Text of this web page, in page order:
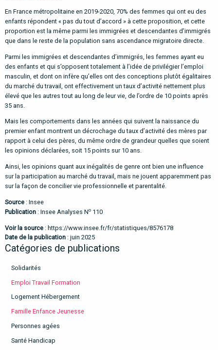
En France métropolitaine en 2019-2020, 70% des femmes qui ont eu des
enfants répondent « pas du tout d’accord » à cette proposition, et cette
proportion est la même parmi les immigrées et descendantes d’immigrés
que dans le reste de la population sans ascendance migratoire directe.
Parmi les immigrées et descendantes d’immigrés, les femmes ayant eu
des enfants et qui s’opposent totalement à l’idée de privilégier l’emploi
masculin, et dont on infère qu’elles ont des conceptions plutôt égalitaires
du marché du travail, ont effectivement un taux d’activité nettement plus
élevé que les autres tout au long de leur vie, de l’ordre de 10 points après
35 ans.
Mais les comportements dans les années qui suivent la naissance du
premier enfant montrent un décrochage du taux d’activité des mères par
rapport à celui des pères, du même ordre de grandeur quelles que soient
les opinions déclarées, soit 15 points sur 10 ans.
Ainsi, les opinions quant aux inégalités de genre ont bien une influence
sur la participation au marché du travail, mais ne jouent apparemment pas
sur la façon de concilier vie professionnelle et parentalité.
Source : Insee
Publication : Insee Analyses No 110
Voir la source : https://www.insee.fr/fr/statistiques/8576178
Date de la publication : juin 2025
Catégories de publications
Solidarités
Emploi Travail Formation
Logement Hébergement
Famille Enfance Jeunesse
Personnes agées
Santé Handicap